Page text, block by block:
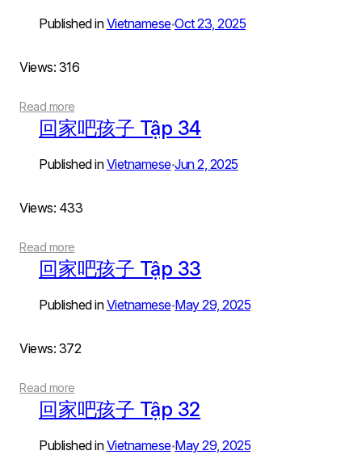
Published inVietnamese•Oct 23, 2025
Views: 316
Read more
回家吧孩子 Tập 34
Published inVietnamese•Jun 2, 2025
Views: 433
Read more
回家吧孩子 Tập 33
Published inVietnamese•May 29, 2025
Views: 372
Read more
回家吧孩子 Tập 32
Published inVietnamese•May 29, 2025